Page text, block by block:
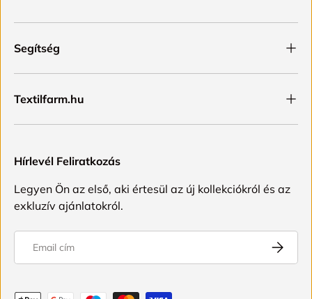
Segítség
Textilfarm.hu
Hírlevél Feliratkozás
Legyen Ön az első, aki értesül az új kollekciókról és az
exkluzív ajánlatokról.